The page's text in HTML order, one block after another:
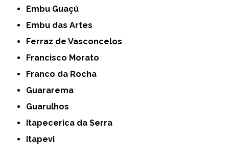
Embu Guaçú
Embu das Artes
Ferraz de Vasconcelos
Francisco Morato
Franco da Rocha
Guararema
Guarulhos
Itapecerica da Serra
Itapevi